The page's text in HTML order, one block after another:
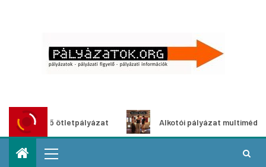
ötletpályázat Alkotói pályázat multimédia-